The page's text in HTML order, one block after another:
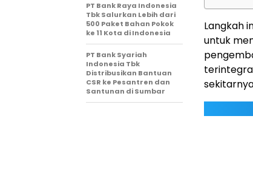
Langkah
untuk
PT Bank Raya Indonesia
Tbk Salurkan Lebih dari
500 Paket Bahan Pokok
ke 11 Kota di Indonesia
PT Bank Syariah
Indonesia Tbk
Distribusikan Bantuan
CSR ke Pesantren dan
Santunan di Sumbar